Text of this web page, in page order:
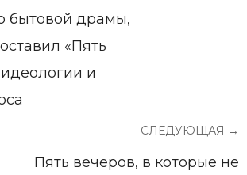
бытовой драмы,
«Пять
и
СЛЕДУЮЩАЯ →
Пять вечеров, в которые не